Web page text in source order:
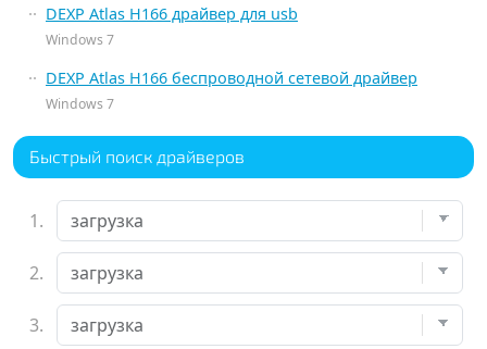
DEXP Atlas H166 драйвер для usb
Windows 7
DEXP Atlas H166 беспроводной сетевой драйвер
Windows 7
Быстрый поиск драйверов
1.
2.
3.